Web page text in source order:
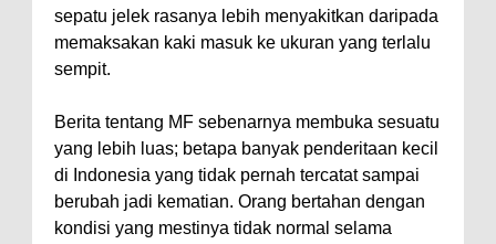
sepatu jelek rasanya lebih menyakitkan daripada
memaksakan kaki masuk ke ukuran yang terlalu
sempit.
Berita tentang MF sebenarnya membuka sesuatu
yang lebih luas; betapa banyak penderitaan kecil
di Indonesia yang tidak pernah tercatat sampai
berubah jadi kematian. Orang bertahan dengan
kondisi yang mestinya tidak normal selama